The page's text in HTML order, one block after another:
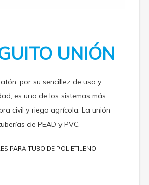
UNIÓN
por su sencillez de uso y
es uno de los sistemas más
civil y riego agrícola. La unión
de PEAD y PVC.
PARA TUBO DE POLIETILENO